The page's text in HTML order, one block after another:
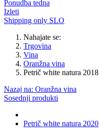
Ponudba tedna
Izleti
Shipping only SLO
Nahajate se:
Trgovina
Vina
Oranžna vina
Petrič white natura 2018
Nazaj na: Oranžna vina
Sosednji produkti
Petrič white natura 2020